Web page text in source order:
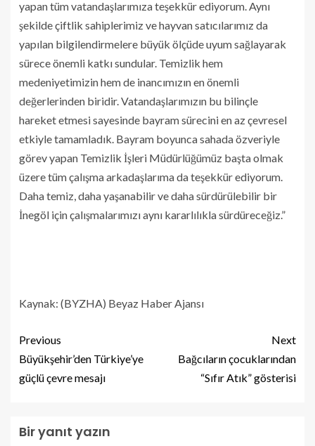
yapan tüm vatandaşlarımıza teşekkür ediyorum. Aynı
şekilde çiftlik sahiplerimiz ve hayvan satıcılarımız da
yapılan bilgilendirmelere büyük ölçüde uyum sağlayarak
sürece önemli katkı sundular. Temizlik hem
medeniyetimizin hem de inancımızın en önemli
değerlerinden biridir. Vatandaşlarımızın bu bilinçle
hareket etmesi sayesinde bayram sürecini en az çevresel
etkiyle tamamladık. Bayram boyunca sahada özveriyle
görev yapan Temizlik İşleri Müdürlüğümüz başta olmak
üzere tüm çalışma arkadaşlarıma da teşekkür ediyorum.
Daha temiz, daha yaşanabilir ve daha sürdürülebilir bir
İnegöl için çalışmalarımızı aynı kararlılıkla sürdüreceğiz.”
Kaynak: (BYZHA) Beyaz Haber Ajansı
Previous
Büyükşehir’den Türkiye’ye
güçlü çevre mesajı
Next
Bağcıların çocuklarından
“Sıfır Atık” gösterisi
Bir yanıt yazın